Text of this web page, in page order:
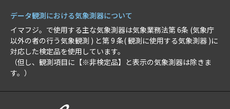
データ観測における気象測器について
イマフジ。で使用する主な気象測器は気象業務法第 6条 (気象庁
以外の者の行う気象観測 ) と第 9 条( 観測に使用する気象測器 )に
対応した検定品を使用しています。
（但し、観測項目に【※非検定品】と表示の気象測器は除きま
す。）